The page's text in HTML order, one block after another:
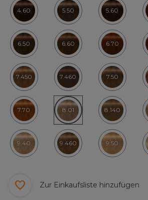
4.60 5.50 5.60
6.50 6.60 6.70
7.450 7.460 7.50
7.70 8.01 8.140
9.40 9.460 9.50
Zur Einkaufsliste hinzufügen